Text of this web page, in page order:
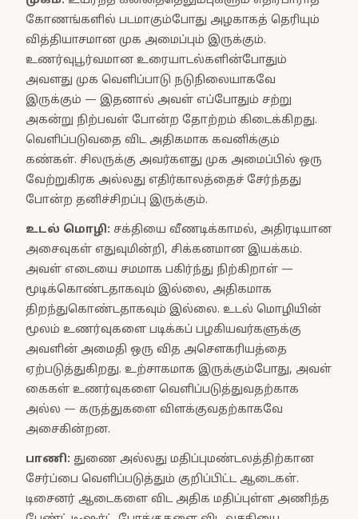
கோணங்களில் படமாகும்போது அழகாகத் தெரியும்
வித்தியாசமான முக அமைப்பும் இருக்கும்.
உணர்வுபூர்வமான உரையாடல்களின்போதும்
அவளது முக வெளிப்பாடு நடுநிலையாகவே
இருக்கும் — இதனால் அவள் எப்போதும் சற்று
அகன்று நிற்பவள் போன்ற தோற்றம் கிடைக்கிறது.
வெளிப்படுவதை விட அதிகமாக கவனிக்கும்
கண்கள். சிலருக்கு அவர்களது முக அமைப்பில் ஒரு
வேற்றுகிரக அல்லது எதிர்காலத்தைச் சேர்ந்தது
போன்ற தனிச்சிறப்பு இருக்கும்.
உடல் மொழி: சக்தியை வீணடிக்காமல், அதிரடியான
அசைவுகள் எதுவுமின்றி, சிக்கனமான இயக்கம்.
அவள் எடையை சமமாக பகிர்ந்து நிற்கிறாள் —
மூடிக்கொண்டதாகவும் இல்லை, அதிகமாக
திறந்துகொண்டதாகவும் இல்லை. உடல் மொழியின்
மூலம் உணர்வுகளை படிக்கப் பழகியவர்களுக்கு
அவளின் அமைதி ஒரு வித அசௌகரியத்தை
ஏற்படுத்துகிறது. உற்சாகமாக இருக்கும்போது, அவள்
கைகள் உணர்வுகளை வெளிப்படுத்துவதற்காக
அல்ல — கருத்துகளை விளக்குவதற்காகவே
அசைகின்றன.
பாணி: துணை அல்லது மதிப்புமண்டலத்திற்கான
சேர்ப்பை வெளிப்படுத்தும் குறிப்பிட்ட ஆடைகள்.
டிசைனர் ஆடைகளை விட அதிக மதிப்புள்ள அணிந்த